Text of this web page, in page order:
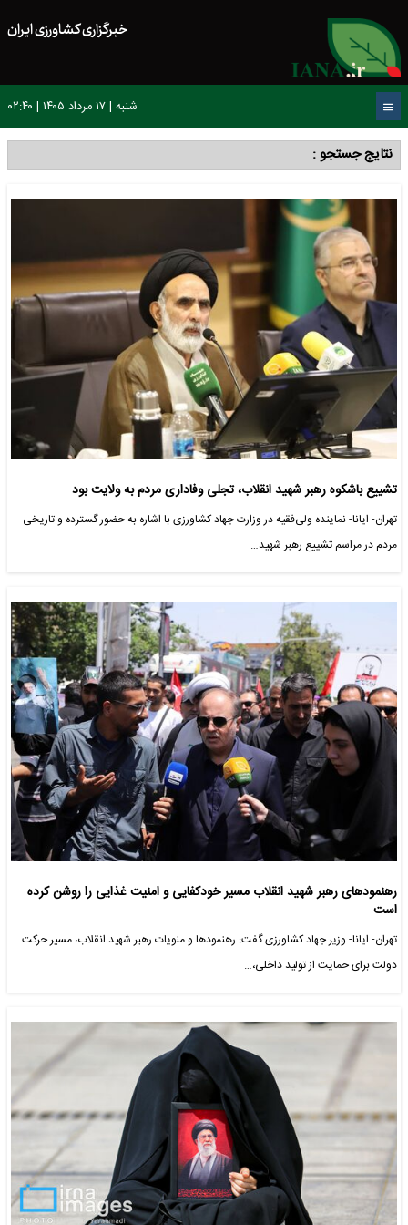
خبرگزاری کشاورزی ایران
شنبه | ۱۷ مرداد ۱۴۰۵ | ۰۲:۴۰
نتایج جستجو :
تشییع باشکوه رهبر شهید انقلاب، تجلی وفاداری مردم به ولایت بود
تهران- ایانا- نماینده ولی‌فقیه در وزارت جهاد کشاورزی با اشاره به حضور گسترده و تاریخی
مردم در مراسم تشییع رهبر شهید…
رهنمودهای رهبر شهید انقلاب مسیر خودکفایی و امنیت غذایی را روشن کرده
است
تهران- ایانا- وزیر جهاد کشاورزی گفت: رهنمودها و منویات رهبر شهید انقلاب، مسیر حرکت
دولت برای حمایت از تولید داخلی،…